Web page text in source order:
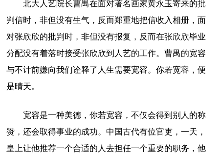
北大人艺院长曹禺在面对著名画家黄永玉寄来的批
判信时，非但没有生气，反而郑重地把信收入相册，面
对张欣欣的批判时，非但没有报复，反而在张欣欣毕业
分配没有着落时接受张欣欣到人艺的工作。曹禺的宽容
与不计前嫌向我们诠释了人生需要宽容。你若宽容，便
是晴天。
宽容是一种美德，你若宽容，不仅会得到别人的称
赞，还会取得事业的成功。中国古代有位官吏，一天，
皇上让他推荐一个合适的人去担任一个重要的职务，他